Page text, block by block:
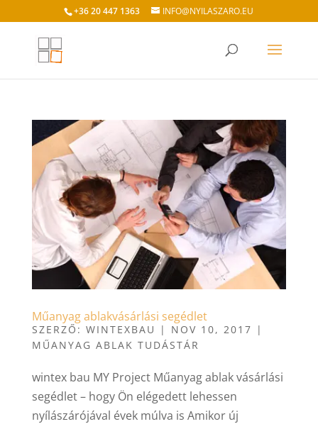
+36 20 447 1363 INFO@NYILASZARO.EU
Műanyag ablakvásárlási segédlet
SZERZŐ: WINTEXBAU | NOV 10, 2017 |
MŰANYAG ABLAK TUDÁSTÁR
wintex bau MY Project Műanyag ablak vásárlási
segédlet – hogy Ön elégedett lehessen
nyílászárójával évek múlva is Amikor új